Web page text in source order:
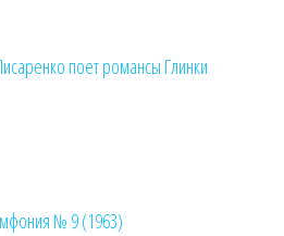
поет романсы Глинки
№ 9 (1963)